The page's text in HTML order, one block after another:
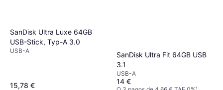
SanDisk Ultra Luxe 64GB
USB-Stick, Typ-A 3.0
USB-A
15,78 €
SanDisk Ultra Fit 64GB USB
3.1
USB-A
14 €